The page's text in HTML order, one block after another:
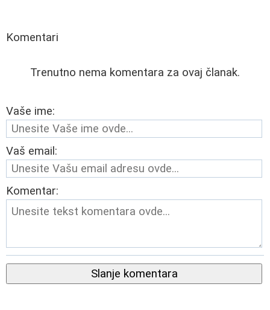
Komentari
Trenutno nema komentara za ovaj članak.
Vaše ime:
Vaš email:
Komentar:
Slanje komentara